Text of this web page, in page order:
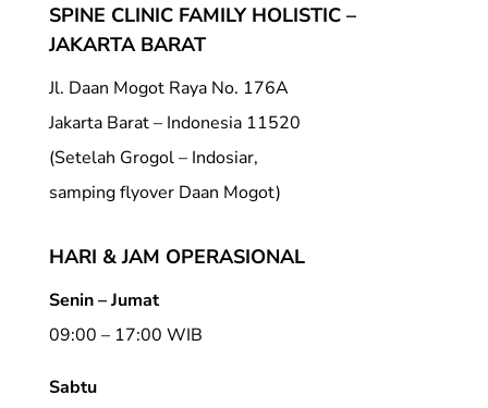
SPINE CLINIC FAMILY HOLISTIC –
JAKARTA BARAT
Jl. Daan Mogot Raya No. 176A
Jakarta Barat – Indonesia 11520
(Setelah Grogol – Indosiar,
samping flyover Daan Mogot)
HARI & JAM OPERASIONAL
Senin – Jumat
09:00 – 17:00 WIB
Sabtu